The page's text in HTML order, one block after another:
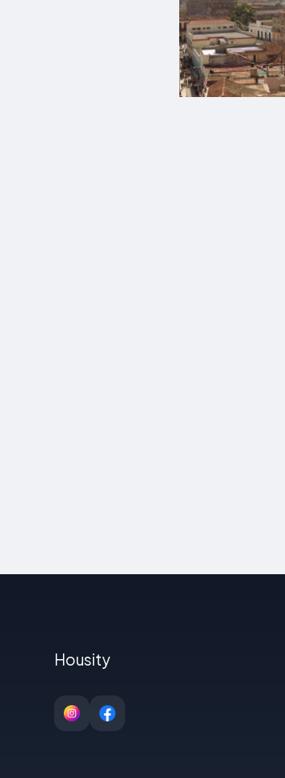
Housity